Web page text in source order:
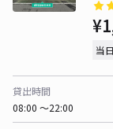
当
貸出時間
08:00 〜22:00